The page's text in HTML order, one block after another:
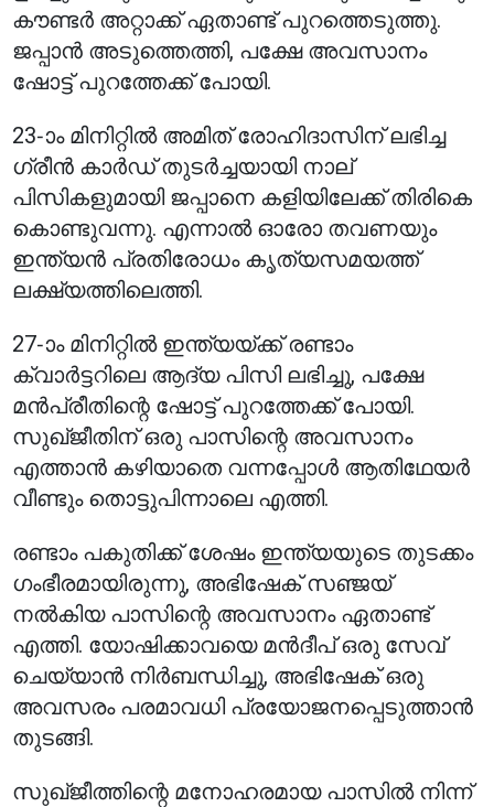
കൗണ്ടർ അറ്റാക്ക് ഏതാണ്ട് പുറത്തെടുത്തു.
ജപ്പാൻ അടുത്തെത്തി, പക്ഷേ അവസാനം
ഷോട്ട് പുറത്തേക്ക് പോയി.
23-ാം മിനിറ്റിൽ അമിത് രോഹിദാസിന് ലഭിച്ച
ഗ്രീൻ കാർഡ് തുടർച്ചയായി നാല്
പിസികളുമായി ജപ്പാനെ കളിയിലേക്ക് തിരികെ
കൊണ്ടുവന്നു. എന്നാൽ ഓരോ തവണയും
ഇന്ത്യൻ പ്രതിരോധം കൃത്യസമയത്ത്
ലക്ഷ്യത്തിലെത്തി.
27-ാം മിനിറ്റിൽ ഇന്ത്യയ്ക്ക് രണ്ടാം
ക്വാർട്ടറിലെ ആദ്യ പിസി ലഭിച്ചു, പക്ഷേ
മൻപ്രീതിന്റെ ഷോട്ട് പുറത്തേക്ക് പോയി.
സുഖ്ജീതിന് ഒരു പാസിന്റെ അവസാനം
എത്താൻ കഴിയാതെ വന്നപ്പോൾ ആതിഥേയർ
വീണ്ടും തൊട്ടുപിന്നാലെ എത്തി.
രണ്ടാം പകുതിക്ക് ശേഷം ഇന്ത്യയുടെ തുടക്കം
ഗംഭീരമായിരുന്നു, അഭിഷേക് സഞ്ജയ്
നൽകിയ പാസിന്റെ അവസാനം ഏതാണ്ട്
എത്തി. യോഷിക്കാവയെ മൻദീപ് ഒരു സേവ്
ചെയ്യാൻ നിർബന്ധിച്ചു, അഭിഷേക് ഒരു
അവസരം പരമാവധി പ്രയോജനപ്പെടുത്താൻ
തുടങ്ങി.
സുഖ്ജീത്തിന്റെ മനോഹരമായ പാസിൽ നിന്ന്